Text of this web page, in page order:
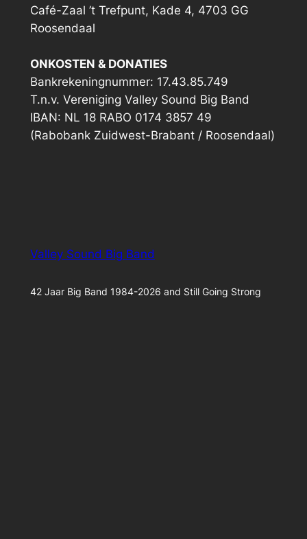
Café-Zaal ’t Trefpunt, Kade 4, 4703 GG
Roosendaal
ONKOSTEN & DONATIES
Bankrekeningnummer: 17.43.85.749
T.n.v. Vereniging Valley Sound Big Band
IBAN: NL 18 RABO 0174 3857 49
(Rabobank Zuidwest-Brabant / Roosendaal)
Valley Sound Big Band
42 Jaar Big Band 1984-2026 and Still Going Strong